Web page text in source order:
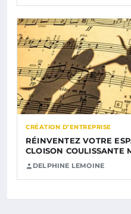
CRÉATION D’ENTREPRISE
RÉINVENTEZ VOTRE
CLOISON COULISSANTE
DELPHINE LEMOINE